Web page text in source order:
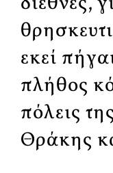
εκεί
πλήθος
πόλεις
Θράκης